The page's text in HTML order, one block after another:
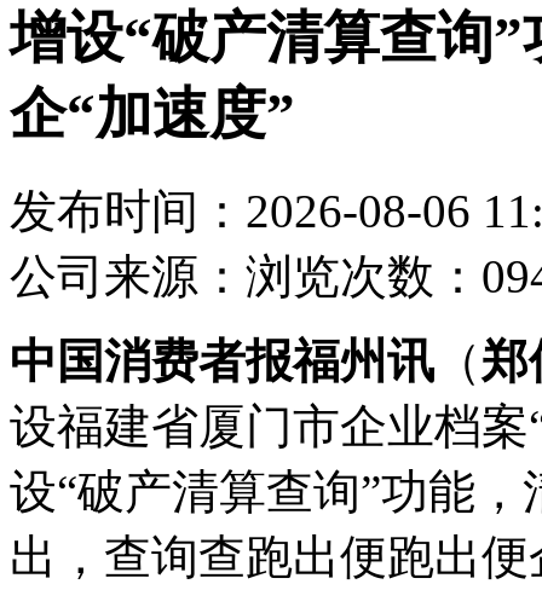
增设“破产清算查询
企“加速度”
发布时间：2026-08-06
公司 来源： 浏览次数：
中国消费者报福州讯 （郑
设福建省厦门市企业档
设“破产清算查询”功能，
出，查询查跑出便跑出便